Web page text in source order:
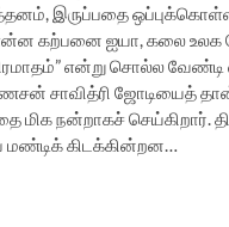
இருப்பதை
என்ன கற்பனை ஐயா, கலை
என்று சொல்ல
சாவித்ரி ஜோடியைத்
நன்றாகச் செய்கிறார்.
மண்டிக் கிடக்கின்றன…